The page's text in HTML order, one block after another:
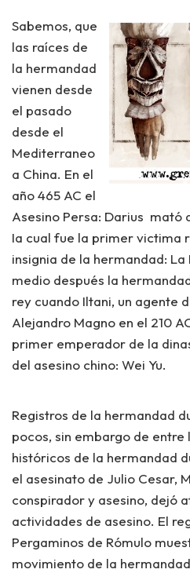
Sabemos, que
las raíces de
la hermandad
vienen desde
el pasado
desde el
Mediterraneo
a China. En el
año 465 AC el
Asesino Persa: Darius mató
Ia cual fue la primer victima
insignia de la hermandad: La
medio después la
rey cuando Iltani, un agente
Alejandro Magno en el 210
primer emperador de la
del asesino chino: Wei Yu.
Registros de la hermandad
pocos, sin embargo de entre
históricos de la hermandad
el asesinato de Julio Cesar,
conspirador y asesino, dejó
actividades de asesino. El
Pergaminos de Rómulo
movimiento de la